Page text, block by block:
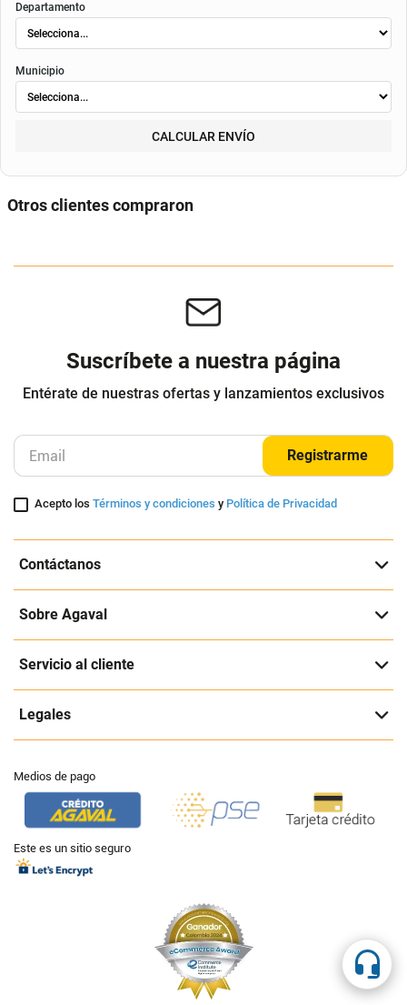
Departamento
Municipio
CALCULAR ENVÍO
Otros clientes compraron
Suscríbete a nuestra página
Entérate de nuestras ofertas y lanzamientos exclusivos
Registrarme
Acepto losTérminos y condiciones y Política de Privacidad
Contáctanos
Sobre Agaval
Servicio al cliente
Legales
Medios de pago
Este es un sitio seguro